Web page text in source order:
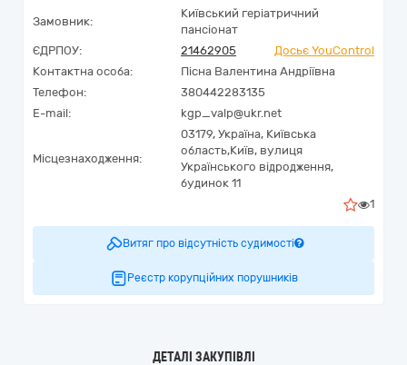
Замовник:
Київський геріатричний
пансіонат
ЄДРПОУ:
21462905
Досьє YouControl
Контактна особа:
Пісна Валентина Андріївна
Телефон:
380442283135
E-mail:
kgp_valp@ukr.net
Місцезнаходження:
03179, Україна, Київська
область,Київ, вулиця
Українського відродження,
будинок 11
1
Витяг про відсутність судимості
Реєстр корупційних порушників
ДЕТАЛІ ЗАКУПІВЛІ